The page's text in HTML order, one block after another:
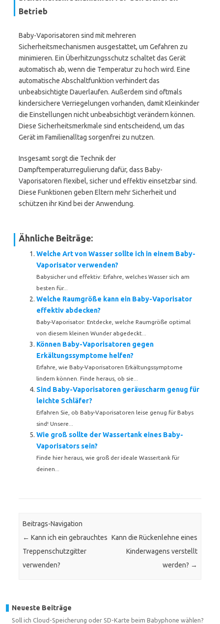
Betrieb
Baby-Vaporisatoren sind mit mehreren
Sicherheitsmechanismen ausgestattet, um Gefahren zu
minimieren. Ein Überhitzungsschutz schaltet das Gerät
automatisch ab, wenn die Temperatur zu hoch wird. Eine
automatische Abschaltfunktion verhindert das
unbeabsichtigte Dauerlaufen. Außerdem sind oftmals
kindersichere Verriegelungen vorhanden, damit Kleinkinder
die Einstellungen nicht unbeabsichtigt verändern können.
Diese Sicherheitsmerkmale sind entscheidend, um das
Gerät im Familienalltag sorgenfrei zu nutzen.
Insgesamt sorgt die Technik der
Dampftemperaturregulierung dafür, dass Baby-
Vaporisatoren flexibel, sicher und effektiv einsetzbar sind.
Diese Funktionen geben Eltern mehr Sicherheit und
schützen ihr Kind bei der Anwendung.
Ähnliche Beiträge:
Welche Art von Wasser sollte ich in einem Baby-
Vaporisator verwenden?
Babysicher und effektiv: Erfahre, welches Wasser sich am
besten für...
Welche Raumgröße kann ein Baby-Vaporisator
effektiv abdecken?
Baby-Vaporisator: Entdecke, welche Raumgröße optimal
von diesem kleinen Wunder abgedeckt...
Können Baby-Vaporisatoren gegen
Erkältungssymptome helfen?
Erfahre, wie Baby-Vaporisatoren Erkältungssymptome
lindern können. Finde heraus, ob sie...
Sind Baby-Vaporisatoren geräuscharm genug für
leichte Schläfer?
Erfahren Sie, ob Baby-Vaporisatoren leise genug für Babys
sind! Unsere...
Wie groß sollte der Wassertank eines Baby-
Vaporisators sein?
Finde hier heraus, wie groß der ideale Wassertank für
deinen...
Beitrags-Navigation
← Kann ich ein gebrauchtes
Treppenschutzgitter
verwenden?
Kann die Rückenlehne eines
Kinderwagens verstellt
werden? →
Neueste Beiträge
Soll ich Cloud-Speicherung oder SD-Karte beim Babyphone wählen?